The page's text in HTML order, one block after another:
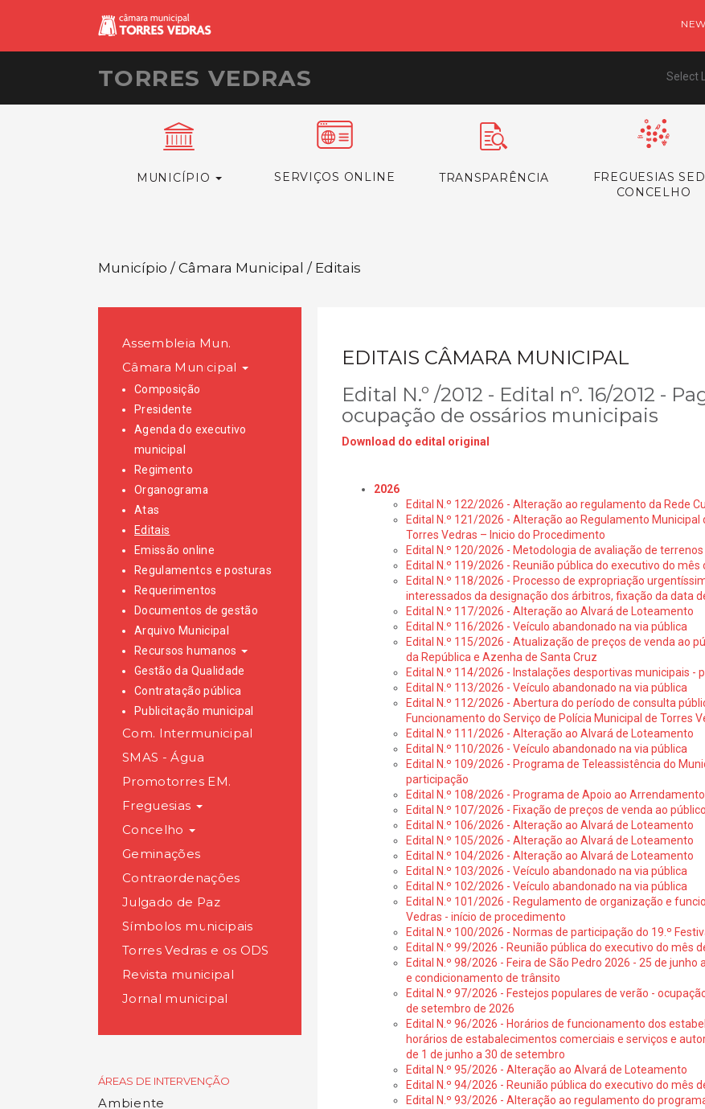
TORRES VEDRAS Select
MUNICÍPIO SERVIÇOS ONLINE TRANSPARÊNCIA
FREGUESIAS
CONCELHO
Município / Câmara Municipal / Editais
Assembleia Mun.
Câmara Municipal
Composição
Presidente
Agenda do executivo
municipal
Regimento
Organograma
Atas
Editais
Emissão online
Regulamentos e posturas
Requerimentos
Documentos de gestão
Arquivo Municipal
Recursos humanos
Gestão da Qualidade
Contratação pública
Publicitação municipal
Com. Intermunicipal
SMAS - Água
Promotorres EM.
Freguesias
Concelho
Geminações
Contraordenações
Julgado de Paz
Símbolos municipais
Torres Vedras e os ODS
Revista municipal
Jornal municipal
ÁREAS DE INTERVENÇÃO
Ambiente
EDITAIS CÂMARA MUNICIPAL
Edital N.º /2012 - Edital nº. 16/2012 -
ocupação de ossários municipais
Download do edital original
2026
Edital N.º 122/2026 - Alteração ao regulamento da Rede
Edital N.º 121/2026 - Alteração ao Regulamento
Torres Vedras – Inicio do Procedimento
Edital N.º 120/2026 - Metodologia de avaliação de
Edital N.º 119/2026 - Reunião pública do executivo do mês
Edital N.º 118/2026 - Processo de expropriação
interessados da designação dos árbitros, fixação da data
Edital N.º 117/2026 - Alteração ao Alvará de Loteamento
Edital N.º 116/2026 - Veículo abandonado na via pública
Edital N.º 115/2026 - Atualização de preços de venda ao
da República e Azenha de Santa Cruz
Edital N.º 114/2026 - Instalações desportivas municipais -
Edital N.º 113/2026 - Veículo abandonado na via pública
Edital N.º 112/2026 - Abertura do período de consulta
Funcionamento do Serviço de Polícia Municipal de Torres
Edital N.º 111/2026 - Alteração ao Alvará de Loteamento
Edital N.º 110/2026 - Veículo abandonado na via pública
Edital N.º 109/2026 - Programa de Teleassistência do
participação
Edital N.º 108/2026 - Programa de Apoio ao
Edital N.º 107/2026 - Fixação de preços de venda ao público
Edital N.º 106/2026 - Alteração ao Alvará de Loteamento
Edital N.º 105/2026 - Alteração ao Alvará de Loteamento
Edital N.º 104/2026 - Alteração ao Alvará de Loteamento
Edital N.º 103/2026 - Veículo abandonado na via pública
Edital N.º 102/2026 - Veículo abandonado na via pública
Edital N.º 101/2026 - Regulamento de organização e
Vedras - início de procedimento
Edital N.º 100/2026 - Normas de participação do 19.º
Edital N.º 99/2026 - Reunião pública do executivo do mês
Edital N.º 98/2026 - Feira de São Pedro 2026 - 25 de
e condicionamento de trânsito
Edital N.º 97/2026 - Festejos populares de verão -
de setembro de 2026
Edital N.º 96/2026 - Horários de funcionamento dos
horários de estabalecimentos comerciais e serviços e
de 1 de junho a 30 de setembro
Edital N.º 95/2026 - Alteração ao Alvará de Loteamento
Edital N.º 94/2026 - Reunião pública do executivo do mês
Edital N.º 93/2026 - Alteração ao regulamento do